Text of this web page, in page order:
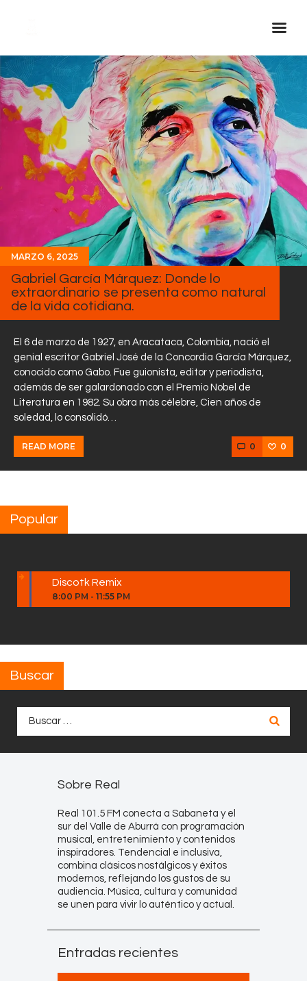
Inicio Real FM
Streaming
En Vivo
Descarga La APP
Programas
Noticias
Equipo
Sobre Nosotros
Contactos
MARZO 6, 2025
Gabriel García Márquez: Donde lo
extraordinario se presenta como natural
de la vida cotidiana.
El 6 de marzo de 1927, en Aracataca, Colombia, nació el
genial escritor Gabriel José de la Concordia García Márquez,
conocido como Gabo. Fue guionista, editor y periodista,
además de ser galardonado con el Premio Nobel de
Literatura en 1982. Su obra más célebre, Cien años de
soledad, lo consolidó…
READ MORE 0 0
Popular
Discotk Remix
8:00 PM - 11:55 PM
Buscar
Sobre Real
Real 101.5 FM conecta a Sabaneta y el
sur del Valle de Aburrá con programación
musical, entretenimiento y contenidos
inspiradores. Tendencial e inclusiva,
combina clásicos nostálgicos y éxitos
modernos, reflejando los gustos de su
audiencia. Música, cultura y comunidad
se unen para vivir lo auténtico y actual.
Entradas recientes